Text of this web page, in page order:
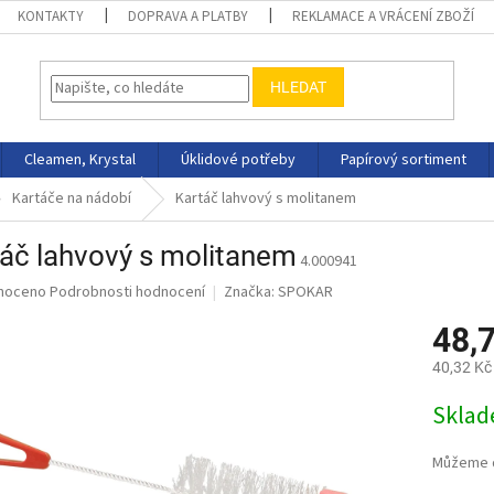
KONTAKTY DOPRAVA A PLATBY REKLAMACE A VRÁCENÍ ZBOŽÍ
HLEDAT
Cleamen, Krystal Úklidové potřeby
Papírový sortiment
Kartáče na nádobí
Kartáč lahvový s molitanem
lahvový s molitanem 4.000941
Podrobnosti hodnocení Značka: SPOKAR
40,32
cena: